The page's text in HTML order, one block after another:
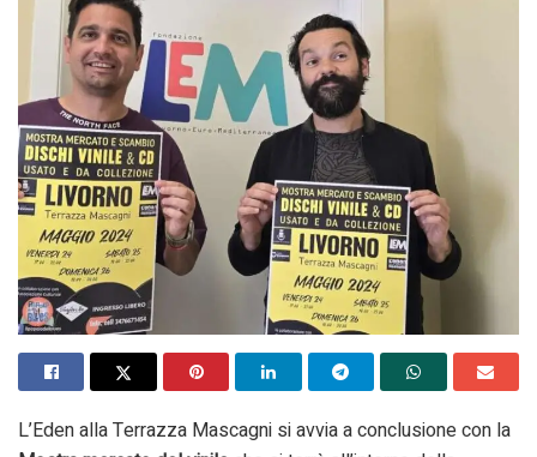
L’Eden alla Terrazza Mascagni si avvia a conclusione con la